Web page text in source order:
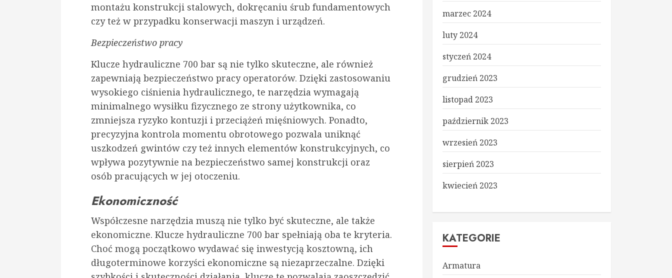
montażu konstrukcji stalowych, dokręcaniu śrub fundamentowych
czy też w przypadku konserwacji maszyn i urządzeń.
Bezpieczeństwo pracy
Klucze hydrauliczne 700 bar są nie tylko skuteczne, ale również
zapewniają bezpieczeństwo pracy operatorów. Dzięki zastosowaniu
wysokiego ciśnienia hydraulicznego, te narzędzia wymagają
minimalnego wysiłku fizycznego ze strony użytkownika, co
zmniejsza ryzyko kontuzji i przeciążeń mięśniowych. Ponadto,
precyzyjna kontrola momentu obrotowego pozwala uniknąć
uszkodzeń gwintów czy też innych elementów konstrukcyjnych, co
wpływa pozytywnie na bezpieczeństwo samej konstrukcji oraz
osób pracujących w jej otoczeniu.
Ekonomiczność
Współczesne narzędzia muszą nie tylko być skuteczne, ale także
ekonomiczne. Klucze hydrauliczne 700 bar spełniają oba te kryteria.
Choć mogą początkowo wydawać się inwestycją kosztowną, ich
długoterminowe korzyści ekonomiczne są niezaprzeczalne. Dzięki
marzec 2024
luty 2024
styczeń 2024
grudzień 2023
listopad 2023
październik 2023
wrzesień 2023
sierpień 2023
kwiecień 2023
KATEGORIE
Armatura